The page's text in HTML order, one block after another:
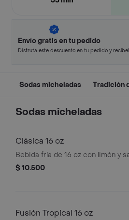
Envío gratis en tu pedido
Disfruta este descuento en tu pedido y
Sodas micheladas Tradición
Sodas micheladas
Clásica 16 oz
Bebida fría de 16 oz con limón y
$ 10.500
Fusión Tropical 16 oz